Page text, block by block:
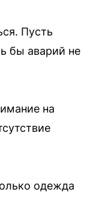
Пусть
бы аварий не
на
одежда